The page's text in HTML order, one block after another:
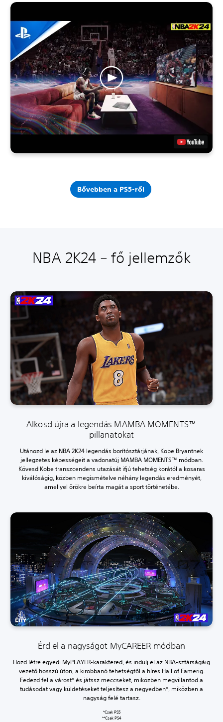
Bővebben a PS5-ről
NBA 2K24 – fő jellemzők
Alkosd újra a legendás MAMBA MOMENTS™
pillanatokat
Utánozd le az NBA 2K24 legendás borítósztárjának, Kobe Bryantnek
jellegzetes képességeit a vadonatúj MAMBA MOMENTS™ módban.
Kövesd Kobe transzcendens utazását ifjú tehetség korától a kosaras
kiválóságig, közben megismételve néhány legendás eredményét,
amellyel örökre beírta magát a sport történetébe.
Érd el a nagyságot MyCAREER módban
Hozd létre egyedi MyPLAYER-karaktered, és indulj el az NBA-sztárságáig
vezető hosszú úton, a kirobbanó tehetségtől a híres Hall of Famerig.
Fedezd fel a várost* és játssz meccseket, miközben megvillantod a
tudásodat vagy küldetéseket teljesítesz a negyedben*, miközben a
nagyság felé tartasz.
*Csak PS5
**Csak PS4